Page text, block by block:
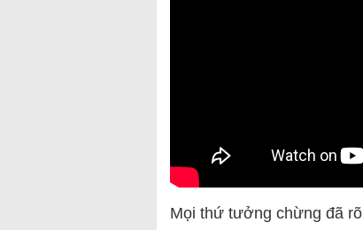
Mọi thứ tưởng chừng đã